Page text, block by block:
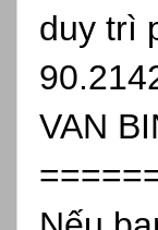
duy trì
VAN